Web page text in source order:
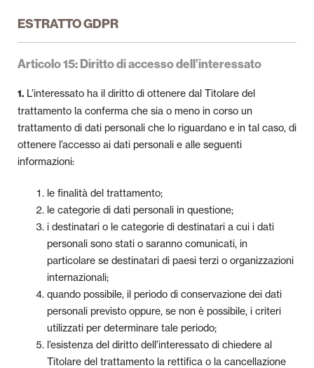
ESTRATTO GDPR
Articolo 15: Diritto di accesso dell’interessato
1. L’interessato ha il diritto di ottenere dal Titolare del
trattamento la conferma che sia o meno in corso un
trattamento di dati personali che lo riguardano e in tal caso, di
ottenere l’accesso ai dati personali e alle seguenti
informazioni:
le finalità del trattamento;
le categorie di dati personali in questione;
i destinatari o le categorie di destinatari a cui i dati
personali sono stati o saranno comunicati, in
particolare se destinatari di paesi terzi o organizzazioni
internazionali;
quando possibile, il periodo di conservazione dei dati
personali previsto oppure, se non è possibile, i criteri
utilizzati per determinare tale periodo;
l’esistenza del diritto dell’interessato di chiedere al
Titolare del trattamento la rettifica o la cancellazione